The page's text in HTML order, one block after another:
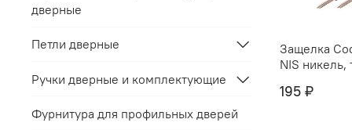
Защелка
NIS никель,
195 ₽
дверные
Петли дверные
Ручки дверные и комплектующие
Фурнитура для профильных дверей